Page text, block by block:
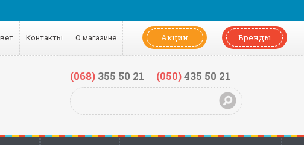
Контакты О магазине Акции Бренды
(068)355 50 21 (050)435 50 21